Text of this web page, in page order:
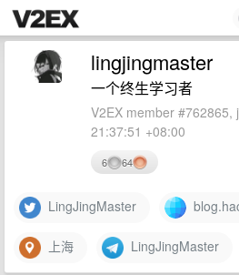
lingjingmaster
一个终生学习者
V2EX member #762865,
21:37:51 +08:00
6 64
LingJingMaster
上海 LingJingMaster